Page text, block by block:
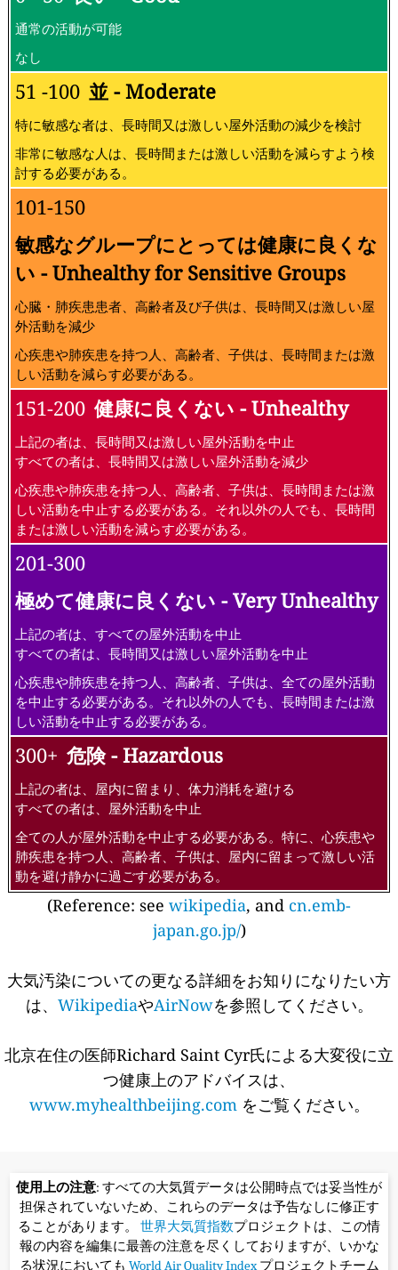
通常の活動が可能
なし
51 -100 並 - Moderate
特に敏感な者は、長時間又は激しい屋外活動の減少を検討
非常に敏感な人は、長時間または激しい活動を減らすよう検
討する必要がある。
101-150
敏感なグループにとっては健康に良くな
い - Unhealthy for Sensitive Groups
心臓・肺疾患患者、高齢者及び子供は、長時間又は激しい屋
外活動を減少
心疾患や肺疾患を持つ人、高齢者、子供は、長時間または激
しい活動を減らす必要がある。
151-200 健康に良くない - Unhealthy
上記の者は、長時間又は激しい屋外活動を中止
すべての者は、長時間又は激しい屋外活動を減少
心疾患や肺疾患を持つ人、高齢者、子供は、長時間または激
しい活動を中止する必要がある。それ以外の人でも、長時間
または激しい活動を減らす必要がある。
201-300
極めて健康に良くない - Very Unhealthy
上記の者は、すべての屋外活動を中止
すべての者は、長時間又は激しい屋外活動を中止
心疾患や肺疾患を持つ人、高齢者、子供は、全ての屋外活動
を中止する必要がある。それ以外の人でも、長時間または激
しい活動を中止する必要がある。
300+ 危険 - Hazardous
上記の者は、屋内に留まり、体力消耗を避ける
すべての者は、屋外活動を中止
全ての人が屋外活動を中止する必要がある。特に、心疾患や
肺疾患を持つ人、高齢者、子供は、屋内に留まって激しい活
動を避け静かに過ごす必要がある。
(Reference: see wikipedia, and cn.emb-
japan.go.jp/)
大気汚染についての更なる詳細をお知りになりたい方
は、 WikipediaやAirNowを参照してください。
北京在住の医師Richard Saint Cyr氏による大変役に立
つ健康上のアドバイスは、
www.myhealthbeijing.com をご覧ください。
使用上の注意: すべての大気質データは公開時点では妥当性が
担保されていないため、これらのデータは予告なしに修正す
ることがあります。 世界大気質指数プロジェクトは、この情
報の内容を編集に最善の注意を尽くしておりますが、いかな
る状況においても World Air Quality Indexプロジェクトチーム